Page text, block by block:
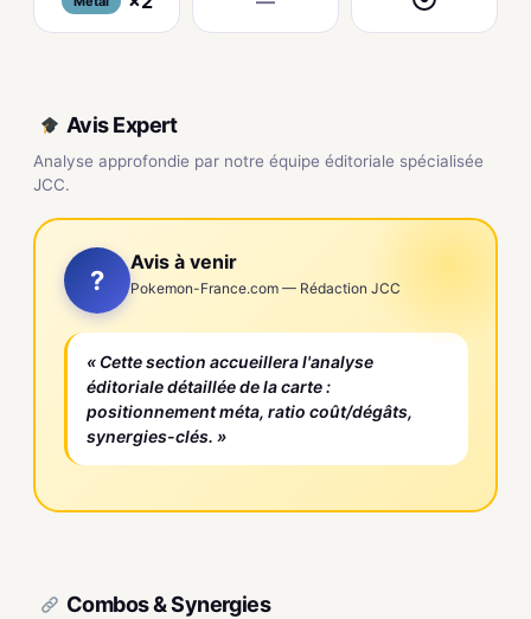
Avis Expert
Analyse approfondie par notre équipe éditoriale spécialisée
JCC.
?
Avis à venir
Pokemon-France.com — Rédaction JCC
« Cette section accueillera l'analyse
éditoriale détaillée de la carte :
positionnement méta, ratio coût/dégâts,
synergies-clés. »
Combos & Synergies